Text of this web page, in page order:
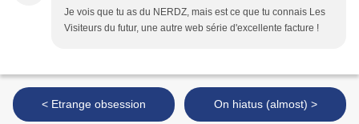
Je vois que tu as du NERDZ, mais est ce que tu connais Les
Visiteurs du futur, une autre web série d'excellente facture !
< Etrange obsession On hiatus (almost) >